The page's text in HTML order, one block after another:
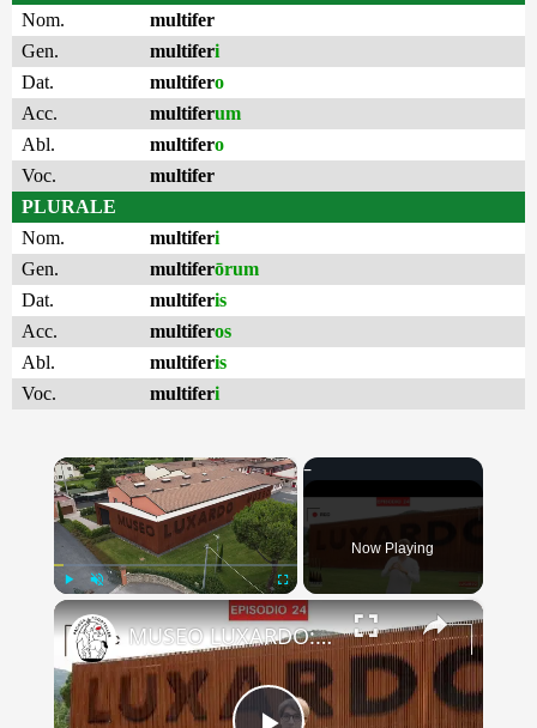
Nom.
multifer
Gen.
multiferi
Dat.
multifero
Acc.
multiferum
Abl.
multifero
Voc.
multifer
PLURALE
Nom.
multiferi
Gen.
multiferōrum
Dat.
multiferis
Acc.
multiferos
Abl.
multiferis
Voc.
multiferi
×
Fullscreen
Now Playing
×
MUSEO LUXARDO: Un Viaggio nel Tempo e nel Gusto